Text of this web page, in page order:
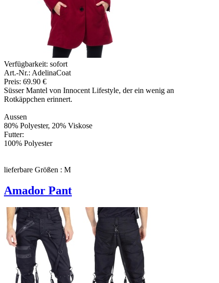
Verfügbarkeit: sofort
Art.-Nr.: AdelinaCoat
Preis: 69.90 €
Süsser Mantel von Innocent Lifestyle, der ein wenig an
Rotkäppchen erinnert.
Aussen
80% Polyester, 20% Viskose
Futter:
100% Polyester
lieferbare Größen : M
Amador Pant